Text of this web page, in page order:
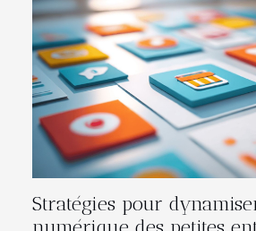
Stratégies pour